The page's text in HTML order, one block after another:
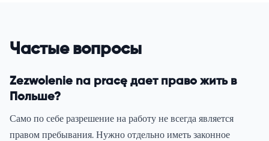
Частые вопросы
Zezwolenie na pracę дает право жить в
Польше?
Само по себе разрешение на работу не всегда является
правом пребывания. Нужно отдельно иметь законное